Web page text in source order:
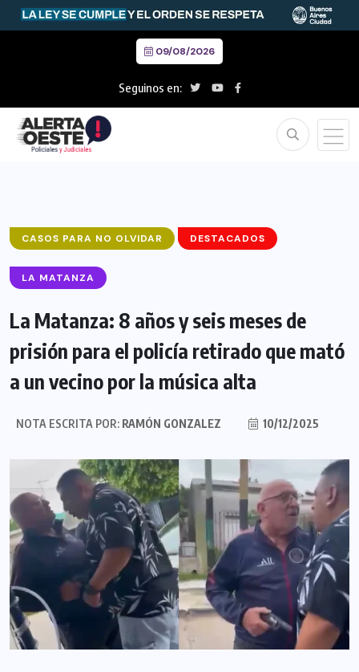
09/08/2026
Seguinos en:
CASOS PARA NO OLVIDAR DESTACADOS
LA MATANZA
La Matanza: 8 años y seis meses de
prisión para el policía retirado que mató
a un vecino por la música alta
NOTA ESCRITA POR: RAMÓN GONZALEZ 10/12/2025